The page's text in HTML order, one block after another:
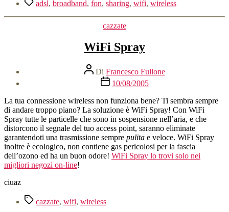
adsl, broadband, fon, sharing, wifi, wireless
Categorie
cazzate
WiFi Spray
Autore
articolo
Di Francesco Fullone
Data
dell'articolo
10/08/2005
La tua connessione wireless non funziona bene? Ti sembra sempre
di andare troppo piano? La soluzione è WiFi Spray! Con WiFi
Spray tutte le particelle che sono in sospensione nell’aria, e che
distorcono il segnale del tuo access point, saranno eliminate
garantendoti una trasmissione sempre pulita e veloce. WiFi Spray
inoltre è ecologico, non contiene gas pericolosi per la fascia
dell’ozono ed ha un buon odore! WiFi Spray lo trovi solo nei
migliori negozi on-line!
ciuaz
Tag cazzate, wifi, wireless